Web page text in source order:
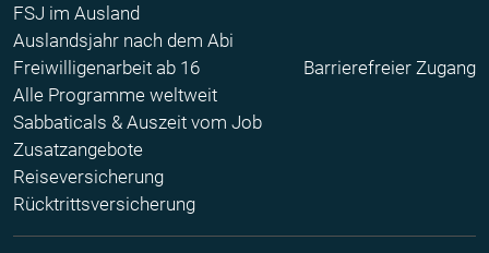
FSJ im Ausland
Auslandsjahr nach dem Abi
Freiwilligenarbeit ab 16
Alle Programme weltweit
Sabbaticals & Auszeit vom Job
Zusatzangebote
Reiseversicherung
Rücktrittsversicherung
Barrierefreier Zugang